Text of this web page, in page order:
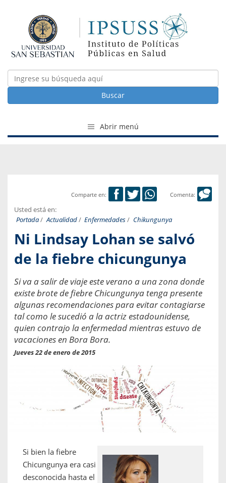
Buscar
Abrir menú
Comparte en: Comenta:
Usted está en:
Portada/ Actualidad/ Enfermedades/ Chikungunya
Ni Lindsay Lohan se salvó
de la fiebre chicungunya
Si va a salir de viaje este verano a una zona donde
existe brote de fiebre Chicungunya tenga presente
algunas recomendaciones para evitar contagiarse
tal como le sucedió a la actriz estadounidense,
quien contrajo la enfermedad mientras estuvo de
vacaciones en Bora Bora.
Jueves 22 de enero de 2015
Si bien la fiebre
Chicungunya era casi
desconocida hasta el